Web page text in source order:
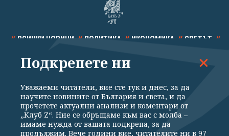
ВСИЧКИ НОВИНИ ПОЛИТИКА ИКОНОМИКА СВЕТЪТ
СПОРТ КУЛТУРА ТЕХНОЛОГИИ КАЛЕЙДОСКОП
Подкрепете ни
Уважаеми читатели, вие сте тук и днес, за да
научите новините от България и света, и да
прочетете актуални анализи и коментари от
„Клуб Z“. Ние се обръщаме към вас с молба –
имаме нужда от вашата подкрепа, за да
продължим. Вече години вие, читателите ни в 97